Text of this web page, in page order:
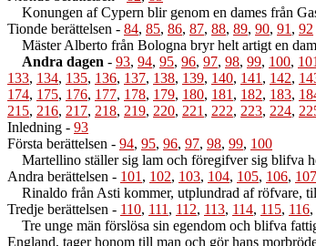
Konungen af Cypern blir genom en dames från
Tionde berättelsen - 84, 85, 86, 87, 88, 89, 90, 91 , 92
Mäster Alberto från Bologna bryr helt artigt en
Andra dagen - 93, 94, 95, 96, 97, 98, 99, 100, 101
133, 134, 135, 136, 137, 138, 139, 140, 141 , 142,
174, 175, 176, 177, 178, 179, 180, 181 , 182, 183,
215, 216, 217, 218, 219, 220, 221 , 222, 223, 224,
Inledning - 93
Första berättelsen - 94, 95, 96, 97, 98, 99, 100
Martellino ställer sig lam och föregifver sig blifva
Andra berättelsen - 101 , 102, 103, 104, 105, 106, 107
Rinaldo från Asti kommer, utplundrad af röfvare,
Tredje berättelsen - 110, 111 , 112, 113, 114, 115, 116,
Tre unge män förslösa sin egendom och blifva
England, tager honom till man och gör hans